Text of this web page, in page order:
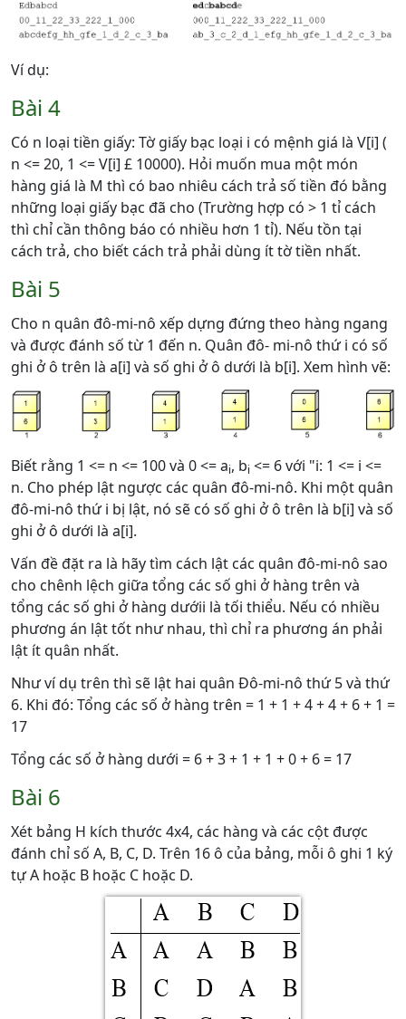
Ví dụ:
Bài 4
Có n loại tiền giấy: Tờ giấy bạc loại i có mệnh giá là V[i] (
n <= 20, 1 <= V[i] £ 10000). Hỏi muốn mua một món
hàng giá là M thì có bao nhiêu cách trả số tiền đó bằng
những loại giấy bạc đã cho (Trường hợp có > 1 tỉ cách
thì chỉ cần thông báo có nhiều hơn 1 tỉ). Nếu tồn tại
cách trả, cho biết cách trả phải dùng ít tờ tiền nhất.
Bài 5
Cho n quân đô-mi-nô xếp dựng đứng theo hàng ngang
và được đánh số từ 1 đến n. Quân đô- mi-nô thứ i có số
ghi ở ô trên là a[i] và số ghi ở ô dưới là b[i]. Xem hình vẽ:
Biết rằng 1 <= n <= 100 và 0 <= ai, bi <= 6 với "i: 1 <= i <=
n. Cho phép lật ngược các quân đô-mi-nô. Khi một quân
đô-mi-nô thứ i bị lật, nó sẽ có số ghi ở ô trên là b[i] và số
ghi ở ô dưới là a[i].
Vấn đề đặt ra là hãy tìm cách lật các quân đô-mi-nô sao
cho chênh lệch giữa tổng các số ghi ở hàng trên và
tổng các số ghi ở hàng dướii là tối thiểu. Nếu có nhiều
phương án lật tốt như nhau, thì chỉ ra phương án phải
lật ít quân nhất.
Như ví dụ trên thì sẽ lật hai quân Đô-mi-nô thứ 5 và thứ
6. Khi đó: Tổng các số ở hàng trên = 1 + 1 + 4 + 4 + 6 + 1 =
17
Tổng các số ở hàng dưới = 6 + 3 + 1 + 1 + 0 + 6 = 17
Bài 6
Xét bảng H kích thước 4x4, các hàng và các cột được
đánh chỉ số A, B, C, D. Trên 16 ô của bảng, mỗi ô ghi 1 ký
tự A hoặc B hoặc C hoặc D.